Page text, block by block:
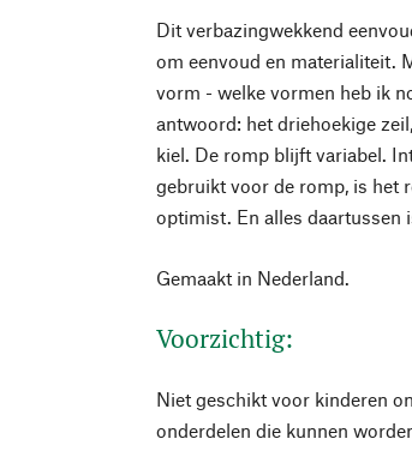
Dit verbazingwekkend
om eenvoud en materialiteit.
vorm - welke vormen heb ik
antwoord: het driehoekige
kiel. De romp blijft variabel.
gebruikt voor de romp, is het
optimist. En alles daartussen
Gemaakt in Nederland.
Voorzichtig:
Niet geschikt voor kinderen
onderdelen die kunnen